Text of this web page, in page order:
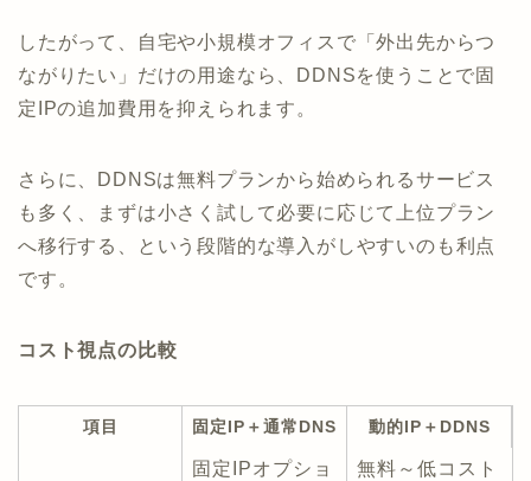
したがって、自宅や小規模オフィスで「外出先からつ
ながりたい」だけの用途なら、DDNSを使うことで固
定IPの追加費用を抑えられます。
さらに、DDNSは無料プランから始められるサービス
も多く、まずは小さく試して必要に応じて上位プラン
へ移行する、という段階的な導入がしやすいのも利点
です。
コスト視点の比較
項目 固定IP＋通常DNS 動的IP＋DDNS
固定IPオプショ
無料～低コスト